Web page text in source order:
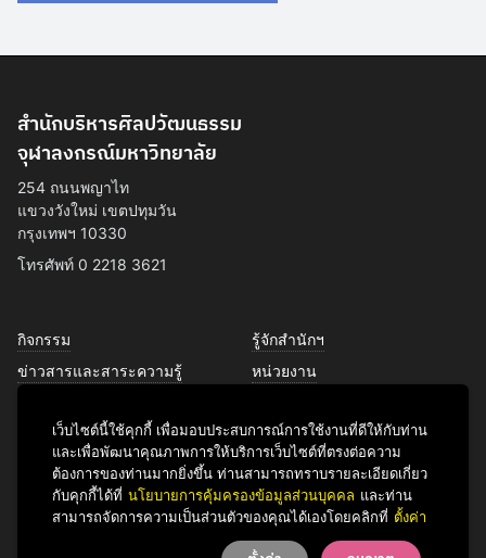
สำนักบริหารศิลปวัฒนธรรม
จุฬาลงกรณ์มหาวิทยาลัย
254 ถนนพญาไท
แขวงวังใหม่ เขตปทุมวัน
กรุงเทพฯ 10330
โทรศัพท์ 0 2218 3621
กิจกรรม
ข่าวสารและสาระความรู้
ศิลปวัฒนธรรม
รู้จักสำนักฯ
หน่วยงาน
บริการของเรา
ติดต่อเรา
Instagram TikTok
เว็บไซต์นี้ใช้คุกกี้ เพื่อมอบประสบการณ์การใช้งานที่ดีให้กับท่าน
และเพื่อพัฒนาคุณภาพการให้บริการเว็บไซต์ที่ตรงต่อความ
ต้องการของท่านมากยิ่งขึ้น ท่านสามารถทราบรายละเอียดเกี่ยว
กับคุกกี้ได้ที่ นโยบายการคุ้มครองข้อมูลส่วนบุคคล และท่าน
สามารถจัดการความเป็นส่วนตัวของคุณได้เองโดยคลิกที่ ตั้งค่า